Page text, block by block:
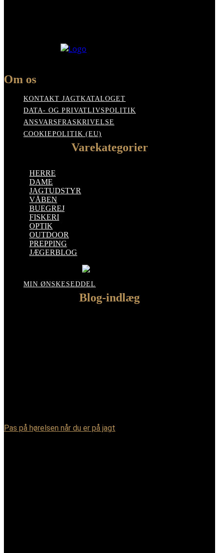
Om os
KONTAKT JAGTKATALOGET
DATA- OG PRIVATLIVSPOLITIK
ANSVARSFRASKRIVELSE
COOKIEPOLITIK (EU)
Varekategorier
HERRE
DAME
JAGTUDSTYR
VÅBEN
BUEGREJ
FISKERI
OPTIK
OUTDOOR
PREPPING
JÆGERBLOG
MIN ØNSKESEDDEL
Blog-indlæg
Pas på hørelsen når du er på jagt